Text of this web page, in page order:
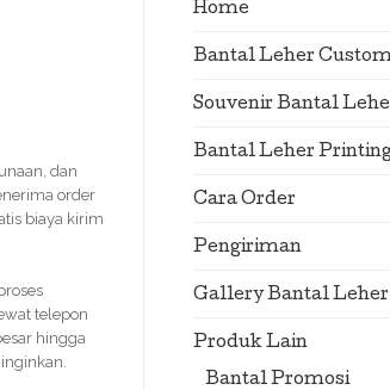
dan
order
biaya kirim
telepon
hingga
Home
Bantal Leher
Souvenir Bantal
Bantal Leher
Cara Order
Pengiriman
Gallery Bantal Leher
Produk Lain
Bantal Promosi